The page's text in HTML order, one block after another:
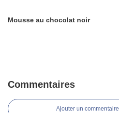
Mousse au chocolat noir
Commentaires
Ajouter un commentaire